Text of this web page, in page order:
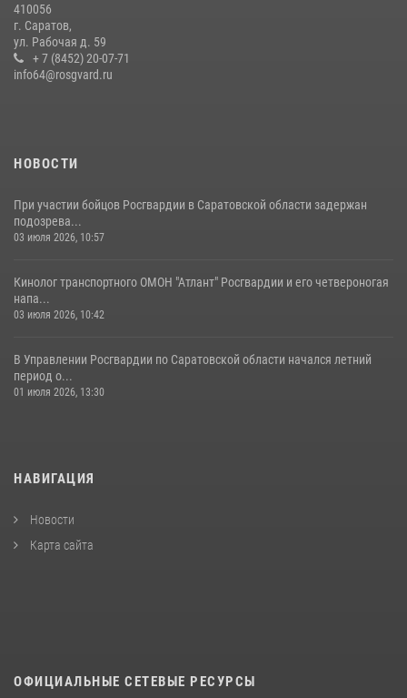
410056
г. Саратов,
ул. Рабочая д. 59
+ 7 (8452) 20-07-71
info64@rosgvard.ru
НОВОСТИ
При участии бойцов Росгвардии в Саратовской области задержан
подозрева...
03 июля 2026, 10:57
Кинолог транспортного ОМОН "Атлант" Росгвардии и его четвероногая
напа...
03 июля 2026, 10:42
В Управлении Росгвардии по Саратовской области начался летний
период о...
01 июля 2026, 13:30
НАВИГАЦИЯ
Новости
Карта сайта
ОФИЦИАЛЬНЫЕ СЕТЕВЫЕ РЕСУРСЫ